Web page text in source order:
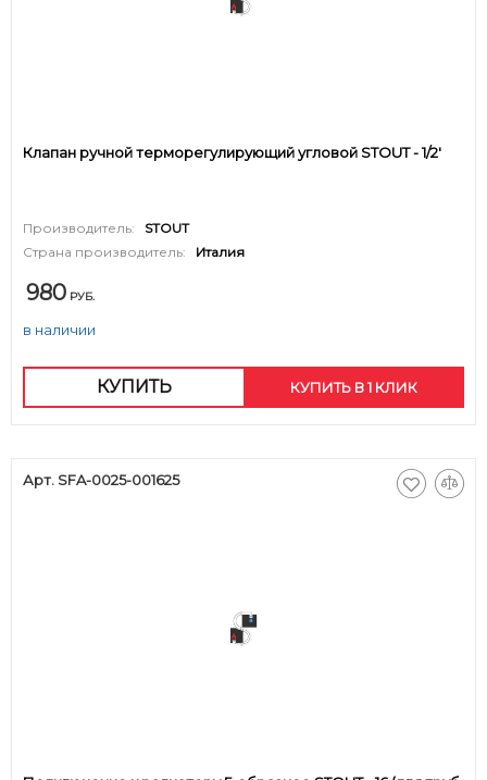
Клапан ручной терморегулирующий угловой STOUT - 1/2'
Производитель:
STOUT
Страна производитель:
Италия
980 РУБ.
в наличии
КУПИТЬ КУПИТЬ В 1 КЛИК
Арт. SFA-0025-001625